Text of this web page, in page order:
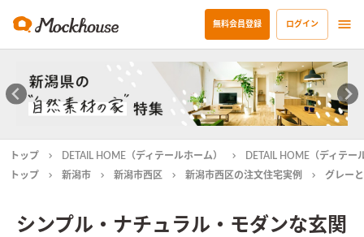
無料会員登録 ログイン
トップ DETAIL HOME（ディテールホーム）
DETAIL HOME（ディテ
トップ
新潟市 新潟市西区 新潟市西区の注文住宅実例 グレー
シンプル・ナチュラル・モダンな玄関